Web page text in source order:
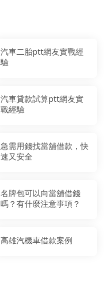
汽車二胎ptt網友實戰經
驗
汽車貸款試算ptt網友實
戰經驗
急需用錢找當舖借款，快
速又安全
名牌包可以向當舖借錢
嗎？有什麼注意事項？
高雄汽機車借款案例